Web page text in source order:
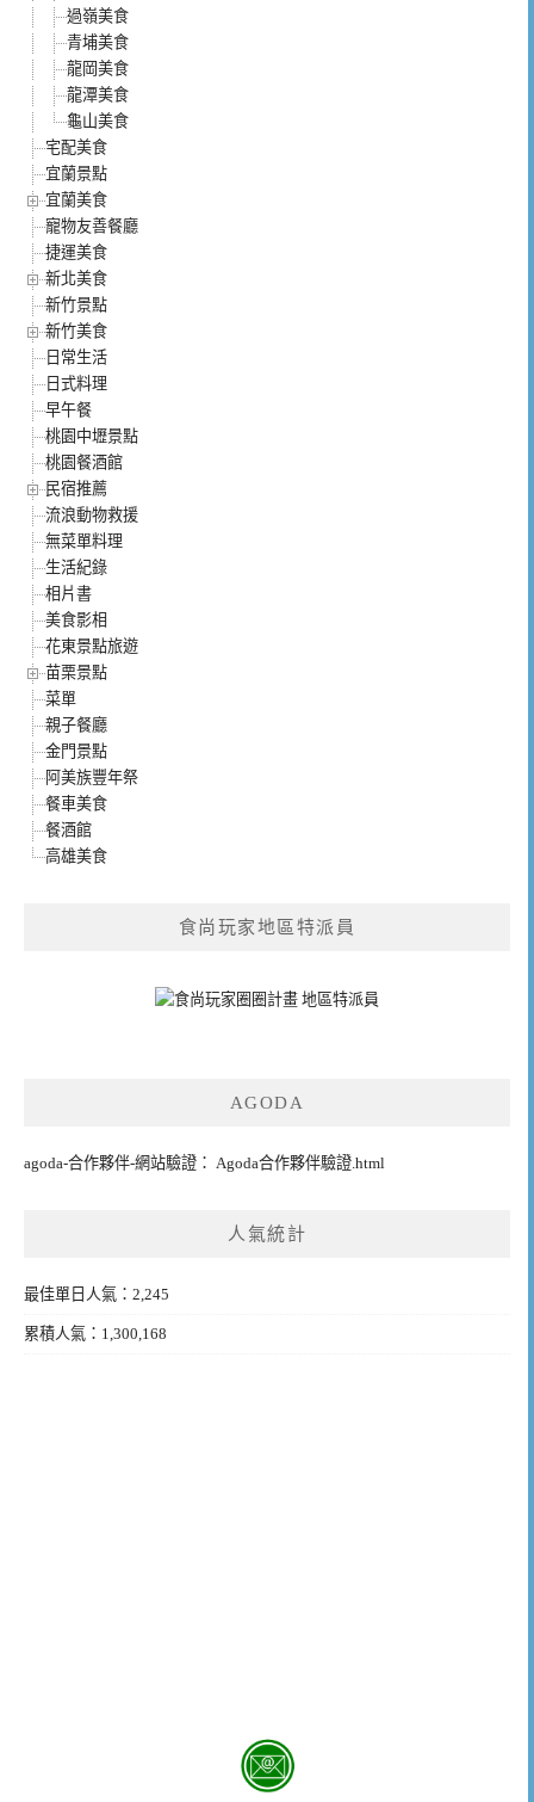
過嶺美食
青埔美食
龍岡美食
龍潭美食
龜山美食
宅配美食
宜蘭景點
宜蘭美食
寵物友善餐廳
捷運美食
新北美食
新竹景點
新竹美食
日常生活
日式料理
早午餐
桃園中壢景點
桃園餐酒館
民宿推薦
流浪動物救援
無菜單料理
生活紀錄
相片書
美食影相
花東景點旅遊
苗栗景點
菜單
親子餐廳
金門景點
阿美族豐年祭
餐車美食
餐酒館
高雄美食
食尚玩家地區特派員
AGODA
agoda-合作夥伴-網站驗證： Agoda合作夥伴驗證.html
人氣統計
最佳單日人氣：2,245
累積人氣：1,300,168